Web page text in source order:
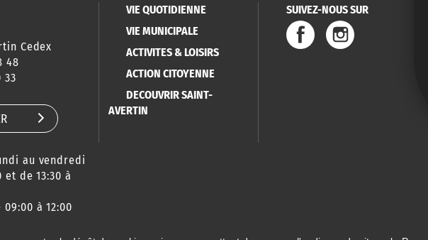
Cedex
48
33
au vendredi
et de 13:30 à
à 12:00
VIE QUOTIDIENNE
VIE MUNICIPALE
ACTIVITES & LOISIRS
ACTION CITOYENNE
DECOUVRIR SAINT-
AVERTIN
SUIVEZ-NOUS SUR